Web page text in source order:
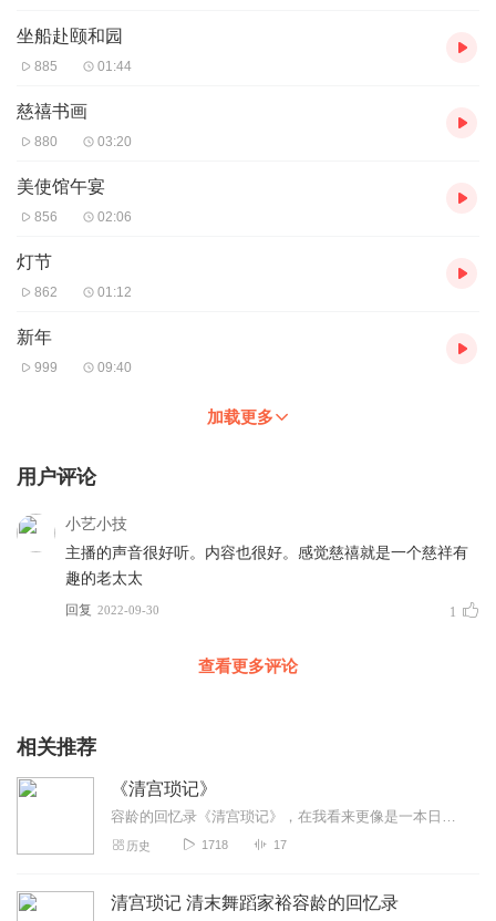
如喜欢请收藏，以免错过内容的更新。
坐船赴颐和园
885 01:44
慈禧书画
880 03:20
美使馆午宴
856 02:06
灯节
862 01:12
新年
999 09:40
加载更多
用户评论
小艺小技
主播的声音很好听。内容也很好。感觉慈禧就是一个慈祥有
趣的老太太
回复 2022-09-30 1
查看更多评论
相关推荐
《清宫琐记》
容龄的回忆录《清宫琐记》，在我看来更像是一本日记，这本书中所记录的人和事都比较简略。你可以拿它和容龄的姐姐德龄写的回忆录《清宫二年记》做个比较。我个人，更喜欢...
历史 1718 17
清宫琐记 清末舞蹈家裕容龄的回忆录